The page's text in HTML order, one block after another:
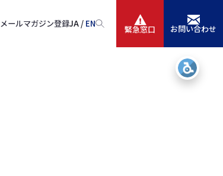
メールマガジン登録JA / EN 緊急窓口 お問い合わせ